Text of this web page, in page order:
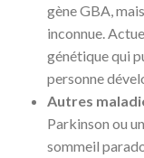
gène GBA,
inconnue.
génétique qui
personne
Autres
Parkinson ou
sommeil